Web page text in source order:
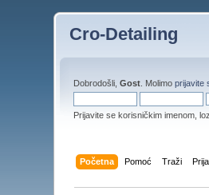
Cro-Detailing
Dobrodošli,Gost . Molimoprijavite
Prijavite se korisničkim imenom,
Početna Pomoć Traži